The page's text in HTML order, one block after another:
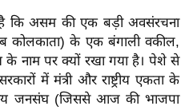
कि असम की एक बड़ी अवसंरचना
कोलकाता) के एक बंगाली वकील,
के नाम पर क्यों रखा गया है। पेशे से
में मंत्री और राष्ट्रीय एकता के
जनसंघ (जिससे आज की भाजपा